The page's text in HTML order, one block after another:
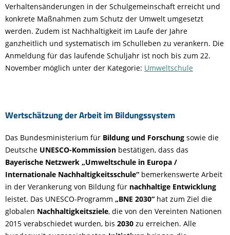
Verhaltensänderungen in der Schulgemeinschaft erreicht und
konkrete Maßnahmen zum Schutz der Umwelt umgesetzt
werden. Zudem ist Nachhaltigkeit im Laufe der Jahre
ganzheitlich und systematisch im Schulleben zu verankern. Die
Anmeldung für das laufende Schuljahr ist noch bis zum 22.
November möglich unter der Kategorie: Umweltschule
Wertschätzung der Arbeit im Bildungssystem
Das Bundesministerium für Bildung und Forschung sowie die
Deutsche UNESCO-Kommission bestätigen, dass das
Bayerische Netzwerk „Umweltschule in Europa /
Internationale Nachhaltigkeitsschule“ bemerkenswerte Arbeit
in der Verankerung von Bildung für nachhaltige Entwicklung
leistet. Das UNESCO-Programm „BNE 2030“ hat zum Ziel die
globalen Nachhaltigkeitsziele, die von den Vereinten Nationen
2015 verabschiedet wurden, bis 2030 zu erreichen. Alle